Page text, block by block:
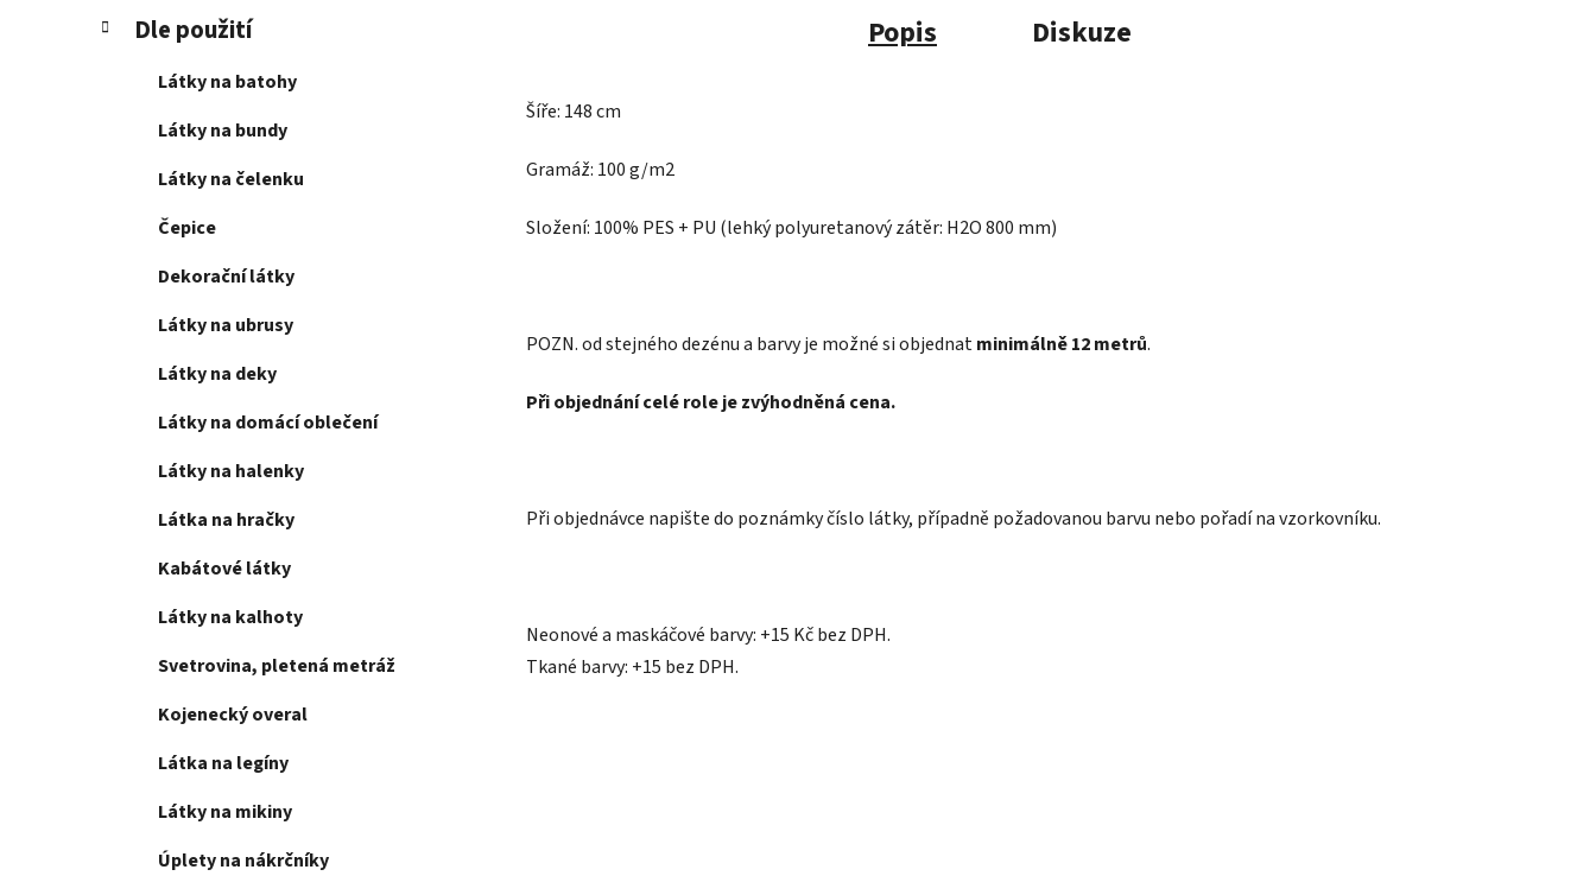
Dle použití
Látky na batohy
Látky na bundy
Látky na čelenku
Čepice
Dekorační látky
Látky na ubrusy
Látky na deky
Látky na domácí oblečení
Látky na halenky
Látka na hračky
Kabátové látky
Látky na kalhoty
Svetrovina, pletená metráž
Kojenecký overal
Látka na legíny
Látky na mikiny
Úplety na nákrčníky
Popis Diskuze
Šíře: 148 cm
Gramáž: 100 g/m2
Složení: 100% PES + PU (lehký polyuretanový zátěr: H2O 800 mm)
POZN.od stejného dezénu a barvy je možné si objednatminimálně 12 metrů.
Při objednání celé role je zvýhodněná cena.
Při objednávce napište do poznámky číslo látky, případně požadovanou barvu nebo pořadí na vzorkovníku.
Neonové a maskáčové barvy: +15 Kč bez DPH.
Tkané barvy: +15 bez DPH.